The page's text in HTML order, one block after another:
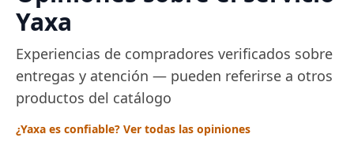
Yaxa
Experiencias de compradores verificados sobre
entregas y atención — pueden referirse a otros
productos del catálogo
¿Yaxa es confiable? Ver todas las opiniones